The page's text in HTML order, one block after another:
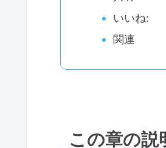
いいね:
関連
この章の説